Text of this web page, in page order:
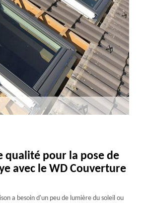
qualité pour la pose de
avec le WD Couverture
a besoin d'un peu de lumière du soleil ou